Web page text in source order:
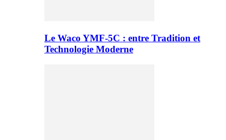
Le Waco YMF-5C : entre Tradition et
Technologie Moderne